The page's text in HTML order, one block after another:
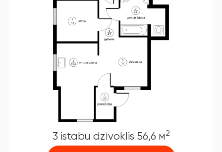
3 istabu dzīvoklis 56,6 м2